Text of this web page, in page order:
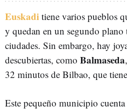
Euskadi tiene varios pueblos
y quedan en un segundo plano
ciudades. Sin embargo, hay
descubiertas, como Balmaseda
32 minutos de Bilbao, que
Este pequeño municipio cuenta